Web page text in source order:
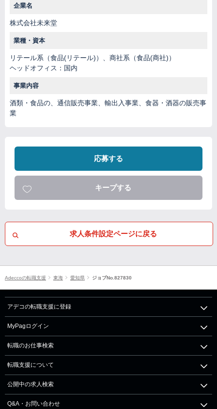
企業名
株式会社未来堂
業種・資本
リテール系（食品(リテール)）、商社系（食品(商社)）
ヘッドオフィス：国内
事業内容
酒類・食品の、通信販売事業、輸出入事業、食器・酒器の販売事
業
応募する
キープする
求人条件設定ページに戻る
Adeccoの転職支援 東海 愛知県 ジョブNo.827830
アデコの転職支援に登録
MyPagログイン
転職のお仕事検索
転職支援について
公開中の求人検索
Q&A・お問い合わせ